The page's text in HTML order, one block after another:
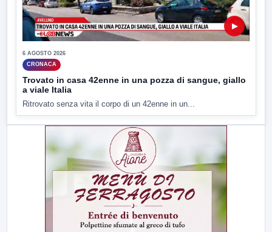
▶
6 AGOSTO 2026
CRONACA
Trovato in casa 42enne in una pozza di sangue, giallo
a viale Italia
Ritrovato senza vita il corpo di un 42enne in un...